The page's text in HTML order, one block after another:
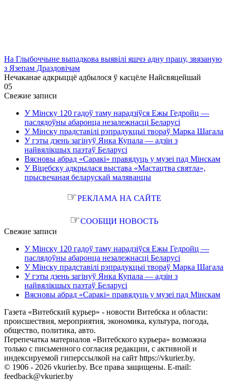
На Глыбоччыне выпадкова выявілі яшчэ адну працу, звязаную
з Язепам Драздовічам
Нечаканае адкрыццё адбылося ў касцёле Найсвяцейшай
05
Свежие записи
У Мінску 120 гадоў таму нарадзіўся Ежы Гедройц —
паслядоўны абаронца незалежнасці Беларусі
У Мінску прадставілі рэпрадукцыі твораў Марка Шагала
У гэты дзень загінуў Янка Купала — адзін з
найвялікшых паэтаў Беларусі
Вясновы абрад «Саракі» правядуць у музеі пад Мінскам
У Віцебску адкрылася выстава «Мастацтва святла»,
прысвечаная беларускай маляванцы
☞РЕКЛАМА НА САЙТЕ
☞СООБЩИ НОВОСТЬ
Свежие записи
У Мінску 120 гадоў таму нарадзіўся Ежы Гедройц —
паслядоўны абаронца незалежнасці Беларусі
У Мінску прадставілі рэпрадукцыі твораў Марка Шагала
У гэты дзень загінуў Янка Купала — адзін з
найвялікшых паэтаў Беларусі
Вясновы абрад «Саракі» правядуць у музеі пад Мінскам
Газета «Витебский курьер» - новости Витебска и области:
происшествия, мероприятия, экономика, культура, погода,
общество, политика, авто.
Перепечатка материалов «Витебского курьера» возможна
только с письменного согласия редакции, с активной и
индексируемой гиперссылкой на сайт https://vkurier.by.
© 1906 - 2026 vkurier.by. Все права защищены. E-mail:
feedback@vkurier.by